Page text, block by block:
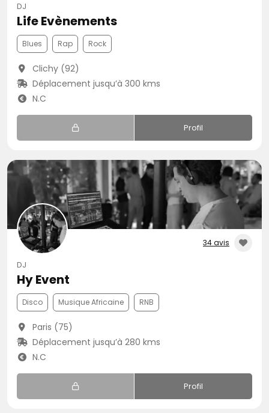
DJ
Life Evènements
Blues Rap Rock
Clichy (92)
Déplacement jusqu’à 300 kms
N.C
Profil
34 avis
DJ
Hy Event
Disco Musique Africaine RNB
Paris (75)
Déplacement jusqu’à 280 kms
N.C
Profil